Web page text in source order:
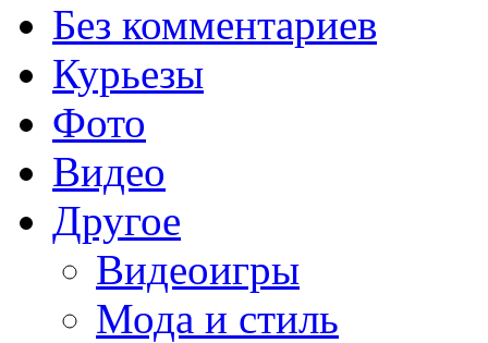
Без комментариев
Курьезы
Фото
Видео
Другое
Видеоигры
Мода и стиль